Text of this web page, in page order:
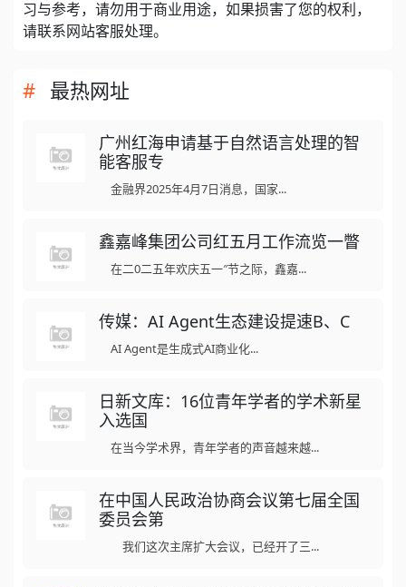
习与参考，请勿用于商业用途，如果损害了您的权利，
请联系网站客服处理。
最热网址
广州红海申请基于自然语言处理的智
能客服专
金融界2025年4月7日消息，国家...
鑫嘉峰集团公司红五月工作流览一瞥
在二0二五年欢庆五一″节之际，鑫嘉...
传媒：AI Agent生态建设提速B、C
AI Agent是生成式AI商业化...
日新文库：16位青年学者的学术新星
入选国
在当今学术界，青年学者的声音越来越...
在中国人民政治协商会议第七届全国
委员会第
我们这次主席扩大会议，已经开了三...